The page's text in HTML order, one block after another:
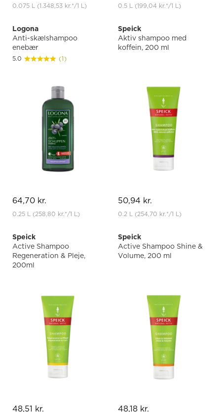
0.075 L (1.348,53 kr.*/1 L) 0.5 L (199,04 kr.*/1 L)
Logona
Anti-skælshampoo
enebær
5.0 (1)
64,70 kr.
0.25 L (258,80 kr.*/1 L)
Speick
Aktiv shampoo med
koffein, 200 ml
50,94 kr.
0.2 L (254,70 kr.*/1 L)
Speick
Active Shampoo
Regeneration & Pleje,
200ml
48,51 kr.
Speick
Active Shampoo Shine &
Volume, 200 ml
48,18 kr.